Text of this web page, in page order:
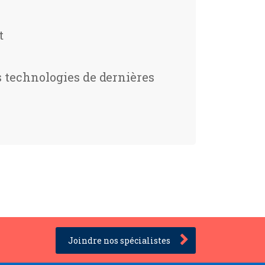
de dernières
Joindre nos spécialistes